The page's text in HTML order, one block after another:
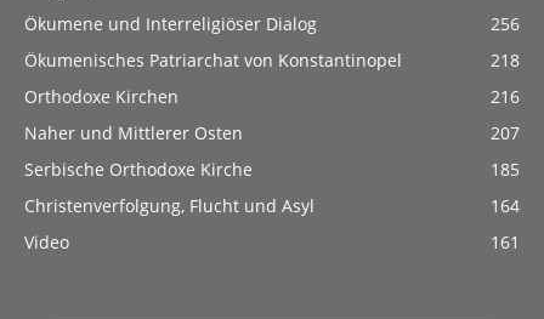
Ökumene und Interreligiöser Dialog
256
Ökumenisches Patriarchat von Konstantinopel
218
Orthodoxe Kirchen
216
Naher und Mittlerer Osten
207
Serbische Orthodoxe Kirche
185
Christenverfolgung, Flucht und Asyl
164
Video
161